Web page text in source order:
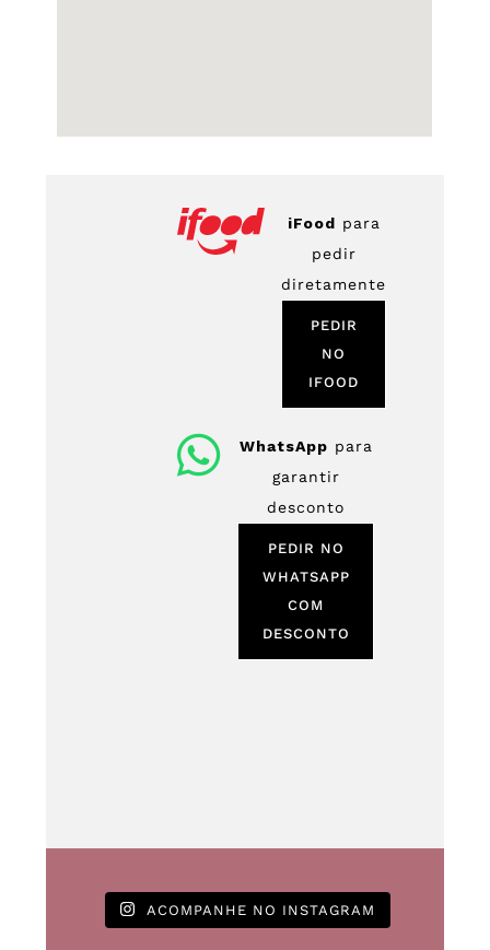
iFood para
pedir
diretamente
PEDIR
NO
IFOOD
WhatsApp para
garantir
desconto
PEDIR NO
WHATSAPP
COM
DESCONTO
ACOMPANHE NO INSTAGRAM